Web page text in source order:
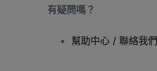
有疑問嗎？
幫助中心 / 聯絡我們